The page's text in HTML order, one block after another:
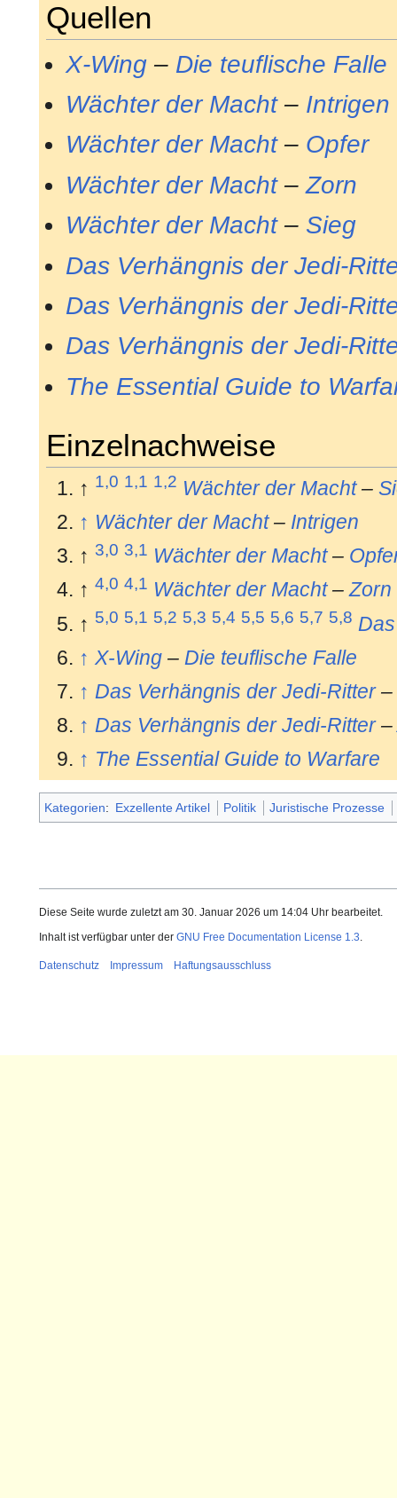
Quellen
X-Wing – Die teuflische Falle
Wächter der Macht– Intrigen
Wächter der Macht– Opfer
Wächter der Macht–Zorn
Wächter der Macht– Sieg
Das Verhängnis der Jedi-
Das Verhängnis der Jedi-
Das Verhängnis der Jedi-
The Essential Guide to
Einzelnachweise
↑ 1,0 1,1 1,2 Wächter der Macht–
↑ Wächter der Macht– Intrigen
↑3,0 3,1 Wächter der Macht–
↑4,0 4,1 Wächter der Macht–Zorn
↑ 5,0 5,1 5,2 5,3 5,4 5,5 5,6 5,7 5,8
↑ X-Wing – Die teuflische Falle
↑ Das Verhängnis der Jedi-Ritter
↑ Das Verhängnis der Jedi-Ritter–
↑ The Essential Guide to Warfare
Kategorien: Exzellente Artikel Politik Juristische Prozesse
Diese Seite wurde zuletzt am 30. Januar 2026 um 14:04 Uhr bearbeitet.
Inhalt ist verfügbar unter der GNU Free Documentation License 1.3.
Datenschutz Impressum Haftungsausschluss